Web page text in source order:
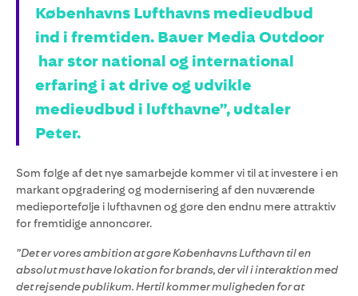
Københavns Lufthavns medieudbud
ind i fremtiden. Bauer Media Outdoor
har stor national og international
erfaring i at drive og udvikle
medieudbud i lufthavne”, udtaler
Peter.
Som følge af det nye samarbejde kommer vi til at investere i en
markant opgradering og modernisering af den nuværende
medieportefølje i lufthavnen og gøre den endnu mere attraktiv
for fremtidige annoncører.
”Det er vores ambition at gøre Københavns Lufthavn til en
absolut must have lokation for brands, der vil i interaktion med
det rejsende publikum. Hertil kommer muligheden for at